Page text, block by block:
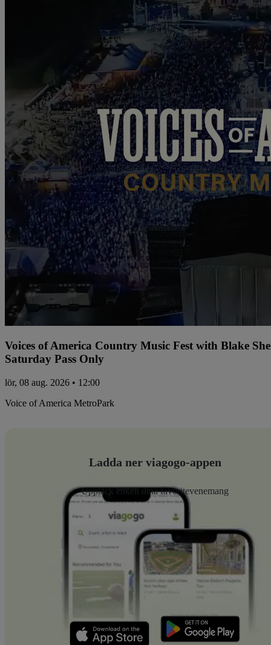
Voices of America Country Music Fest with Blake
Saturday Pass Only
lör, 08 aug. 2026 • 12:00
Voice of America MetroPark
Ladda ner viagogo-appen
Upptäck enkelt dina favoritevenemang